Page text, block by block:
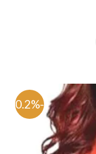
-70.2%